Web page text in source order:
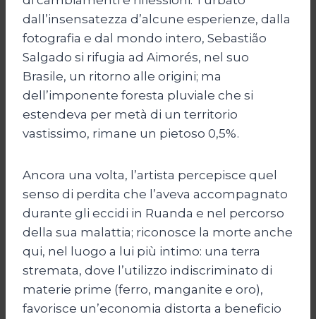
dall’insensatezza d’alcune esperienze, dalla
fotografia e dal mondo intero, Sebastião
Salgado si rifugia ad Aimorés, nel suo
Brasile, un ritorno alle origini; ma
dell’imponente foresta pluviale che si
estendeva per metà di un territorio
vastissimo, rimane un pietoso 0,5%.
Ancora una volta, l’artista percepisce quel
senso di perdita che l’aveva accompagnato
durante gli eccidi in Ruanda e nel percorso
della sua malattia; riconosce la morte anche
qui, nel luogo a lui più intimo: una terra
stremata, dove l’utilizzo indiscriminato di
materie prime (ferro, manganite e oro),
favorisce un’economia distorta a beneficio